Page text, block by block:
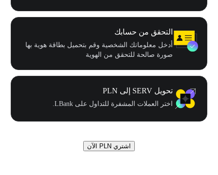
التحقق من حسابك
أدخل معلوماتك الشخصية وقم بتحميل بطاقة هوية بها
صورة صالحة للتحقق من الهوية
تحويل SERV إلى PLN
اختر العملات المشفرة للتداول على LBank.
اشتري PLN الآن